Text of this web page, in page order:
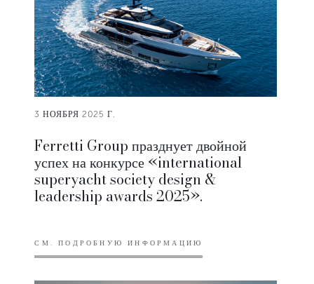
3 НОЯБРЯ 2025 Г.
Ferretti Group празднует двойной
успех на конкурсе «international
superyacht society design &
leadership awards 2025».
СМ. ПОДРОБНУЮ ИНФОРМАЦИЮ